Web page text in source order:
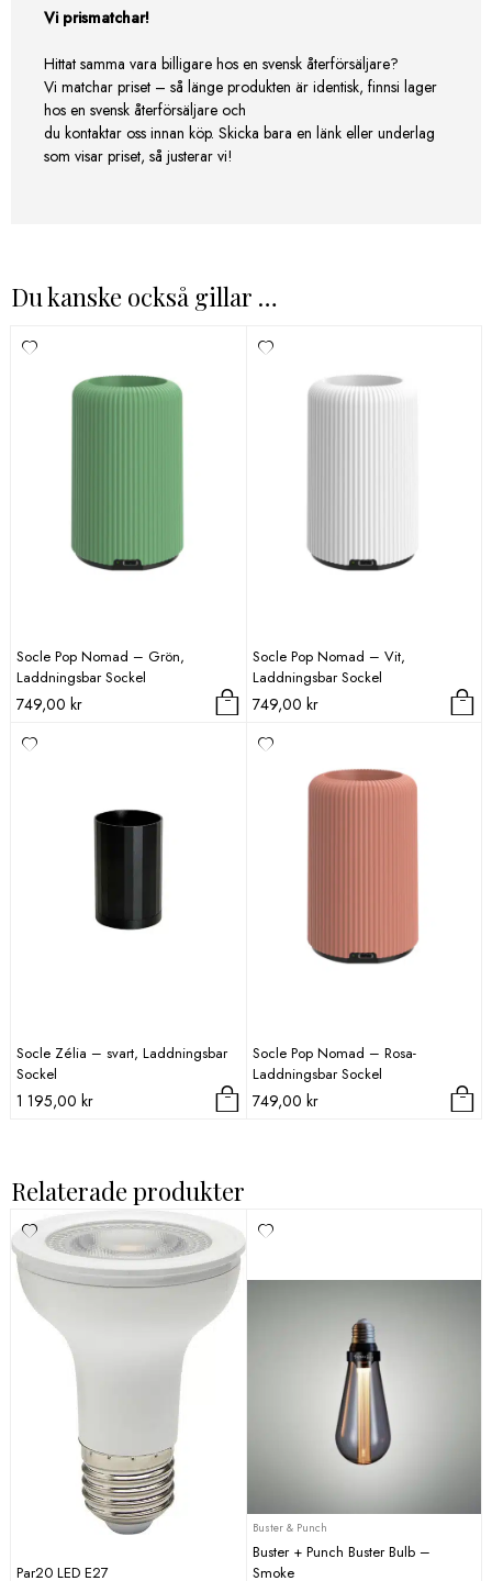
Vi prismatchar!
Hittat samma vara billigare hos en svensk återförsäljare?
Vi matchar priset – så länge produkten är identisk, finnsi lager
hos en svensk återförsäljare och
du kontaktar oss innan köp. Skicka bara en länk eller underlag
som visar priset, så justerar vi!
Du kanske också gillar …
Socle Pop Nomad – Grön,
Laddningsbar Sockel
749,00 kr
Socle Pop Nomad – Vit,
Laddningsbar Sockel
749,00 kr
Socle Zélia – svart, Laddningsbar
Sockel
1 195,00 kr
Socle Pop Nomad – Rosa-
Laddningsbar Sockel
749,00 kr
Relaterade produkter
Par20 LED E27
Buster & Punch
Buster + Punch Buster Bulb –
Smoke